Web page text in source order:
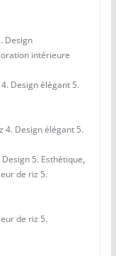
Design
intérieure
Design élégant 5.
4. Design élégant 5.
5. Esthétique,
de riz 5.
de riz 5.